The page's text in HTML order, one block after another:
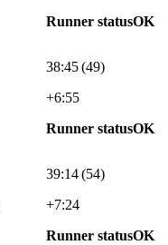
Runner statusOK
38:45 (49)
+6:55
Runner statusOK
39:14 (54)
+7:24
Runner statusOK